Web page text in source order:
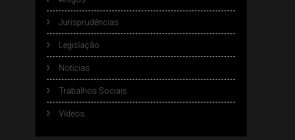
Jurisprudências
Legislação
Notícias
Trabalhos Sociais
Vídeos